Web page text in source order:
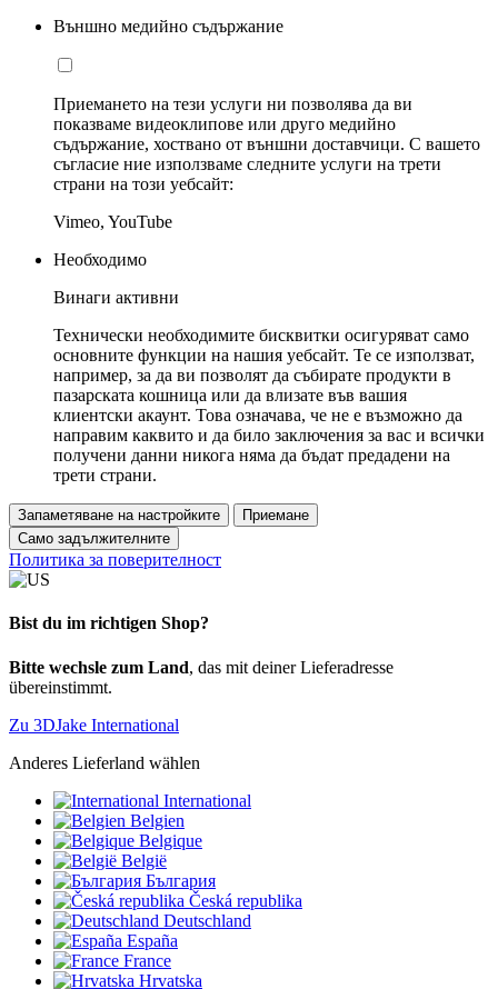
Външно медийно съдържание
Приемането на тези услуги ни позволява да ви
показваме видеоклипове или друго медийно
съдържание, хоствано от външни доставчици. С вашето
съгласие ние използваме следните услуги на трети
страни на този уебсайт:
Vimeo, YouTube
Необходимо
Винаги активни
Технически необходимите бисквитки осигуряват само
основните функции на нашия уебсайт. Те се използват,
например, за да ви позволят да събирате продукти в
пазарската кошница или да влизате във вашия
клиентски акаунт. Това означава, че не е възможно да
направим каквито и да било заключения за вас и всички
получени данни никога няма да бъдат предадени на
трети страни.
Запаметяване на настройките
Приемане
Само задължителните
Политика за поверителност
Bist du im richtigen Shop?
Bitte wechsle zum Land, das mit deiner Lieferadresse
übereinstimmt.
Zu 3DJake International
Anderes Lieferland wählen
International
Belgien
Belgique
België
България
Česká republika
Deutschland
España
France
Hrvatska